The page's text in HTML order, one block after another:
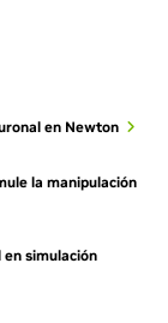
en Newton
la manipulación
simulación